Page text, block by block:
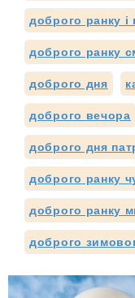
доброго ранку і
доброго ранку
доброго дня
доброго вечора
доброго дня
доброго ранку
доброго ранку
доброго